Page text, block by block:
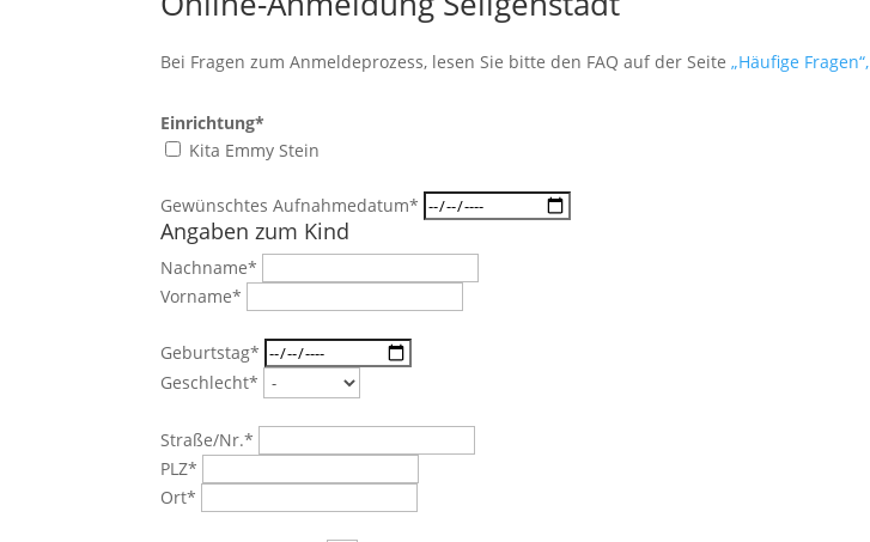
Bei Fragen zum Anmeldeprozess, lesen Sie bitte den FAQ auf der Seite„Häufige Fragen“,
Einrichtung*
Kita Emmy Stein
Gewünschtes Aufnahmedatum*
Angaben zum Kind
Nachname*
Vorname*
Geburtstag*
Geschlecht*
Straße/Nr.*
PLZ*
Ort*